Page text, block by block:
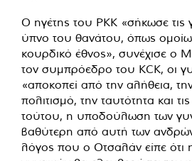
Ο ηγέτης του PKK «σήκωσε τις
ύπνο του θανάτου, όπως
κουρδικό έθνος», συνέχισε ο
τον συμπρόεδρο του KCK, οι
«αποκοπεί από την αλήθεια,
πολιτισμό, την ταυτότητα και
τούτου, η υποδούλωση των
βαθύτερη από αυτή των
λόγος που ο Οτσαλάν είπε ότι